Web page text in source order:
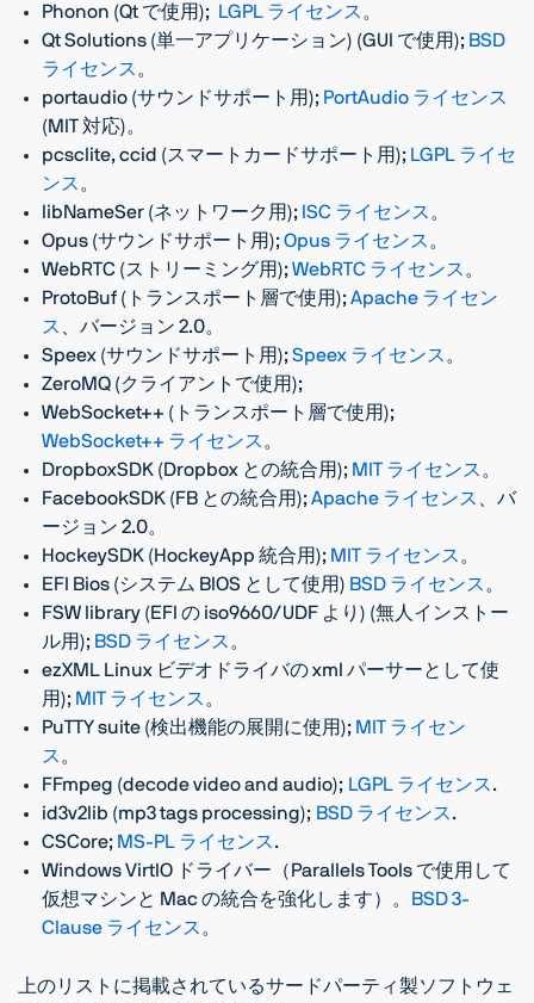
Phonon (Qt で使用); LGPL ライセンス 。
Qt Solutions (単一アプリケーション) (GUI で使用); BSD
ライセンス 。
portaudio (サウンドサポート用); PortAudio ライセンス
(MIT 対応)。
pcsclite, ccid (スマートカードサポート用); LGPL ライセ
ンス 。
libNameSer (ネットワーク用); ISC ライセンス 。
Opus (サウンドサポート用);Opus ライセンス 。
WebRTC (ストリーミング用);WebRTC ライセンス 。
ProtoBuf (トランスポート層で使用);Apache ライセン
ス
、バージョン 2.0。
Speex (サウンドサポート用);Speex ライセンス 。
ZeroMQ (クライアントで使用);
WebSocket++ (トランスポート層で使用);
WebSocket++ ライセンス 。
DropboxSDK (Dropbox との統合用); MIT ライセンス 。
FacebookSDK (FB との統合用);Apache ライセンス
、バ
ージョン 2.0。
HockeySDK (HockeyApp 統合用); MIT ライセンス 。
EFI Bios (システム BIOS として使用) BSD ライセンス 。
FSW library (EFI の iso9660/UDF より) (無人インストー
ル用); BSD ライセンス 。
ezXML Linux ビデオドライバの xml パーサーとして使
用); MIT ライセンス 。
PuTTY suite (検出機能の展開に使用); MIT ライセン
ス 。
FFmpeg (decode video and audio); LGPL ライセンス.
id3v2lib (mp3 tags processing); BSD ライセンス.
CSCore; MS-PL ライセンス.
Windows VirtIO ドライバー（Parallels Tools で使用して
仮想マシンと Mac の統合を強化します）。 BSD 3-
Clause ライセンス 。
上のリストに掲載されているサードパーティ製ソフトウェ